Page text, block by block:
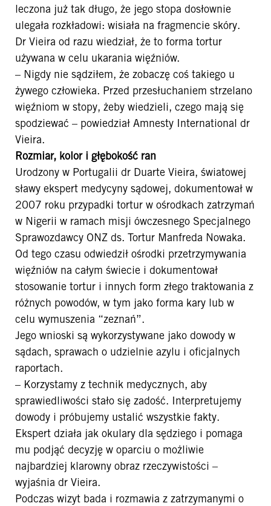
leczona już tak długo, że jego stopa dosłownie
ulegała rozkładowi: wisiała na fragmencie skóry.
Dr Vieira od razu wiedział, że to forma tortur
używana w celu ukarania więźniów.
– Nigdy nie sądziłem, że zobaczę coś takiego u
żywego człowieka. Przed przesłuchaniem strzelano
więźniom w stopy, żeby wiedzieli, czego mają się
spodziewać – powiedział Amnesty International dr
Vieira.
Rozmiar, kolor i głębokość ran
Urodzony w Portugalii dr Duarte Vieira, światowej
sławy ekspert medycyny sądowej, dokumentował w
2007 roku przypadki tortur w ośrodkach zatrzymań
w Nigerii w ramach misji ówczesnego Specjalnego
Sprawozdawcy ONZ ds. Tortur Manfreda Nowaka.
Od tego czasu odwiedził ośrodki przetrzymywania
więźniów na całym świecie i dokumentował
stosowanie tortur i innych form złego traktowania z
różnych powodów, w tym jako forma kary lub w
celu wymuszenia “zeznań”.
Jego wnioski są wykorzystywane jako dowody w
sądach, sprawach o udzielnie azylu i oficjalnych
raportach.
– Korzystamy z technik medycznych, aby
sprawiedliwości stało się zadość. Interpretujemy
dowody i próbujemy ustalić wszystkie fakty.
Ekspert działa jak okulary dla sędziego i pomaga
mu podjąć decyzję w oparciu o możliwie
najbardziej klarowny obraz rzeczywistości –
wyjaśnia dr Vieira.
Podczas wizyt bada i rozmawia z zatrzymanymi o